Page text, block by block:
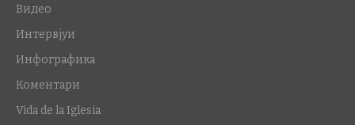
Видео
Интервјуи
Инфографика
Коментари
Vida de la Iglesia